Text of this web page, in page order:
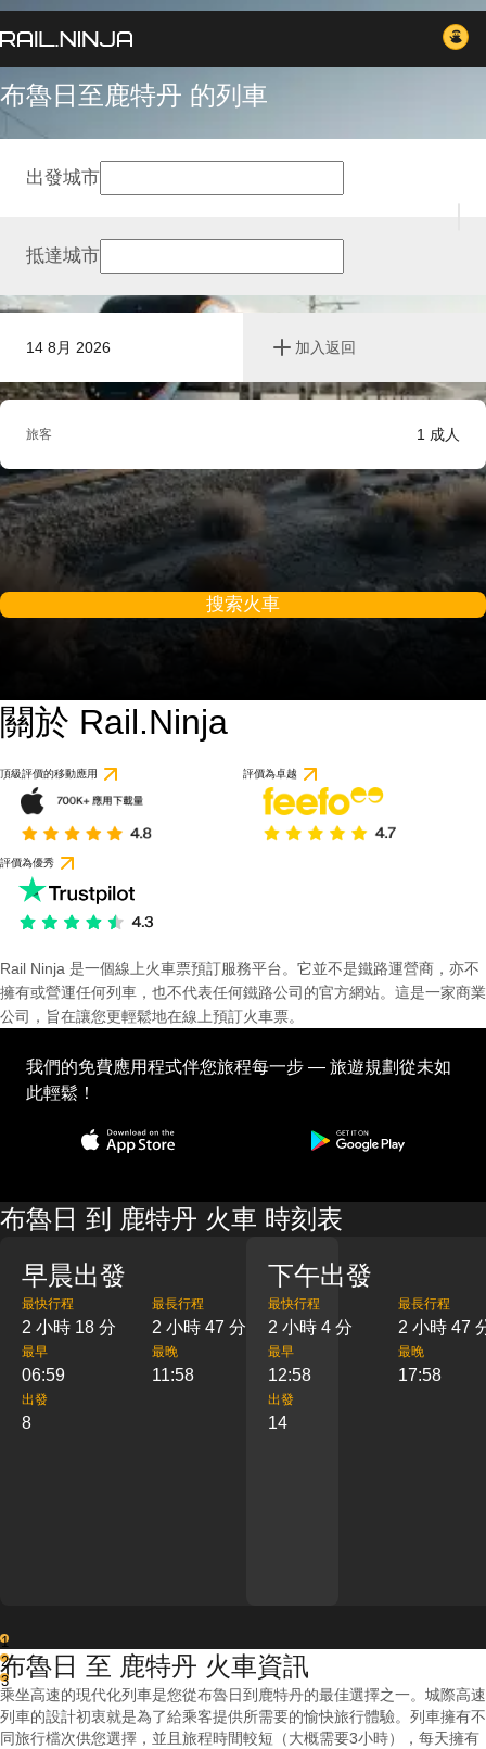
布魯日至鹿特丹 的列車
14 8月 2026 加入返回
出發城市
抵達城市
旅客 1 成人
搜索火車
關於 Rail.Ninja
頂級評價的移動應用 評價為卓越
評價為優秀
Rail Ninja 是一個線上火車票預訂服務平台。它並不是鐵路運營商，亦不
擁有或營運任何列車，也不代表任何鐵路公司的官方網站。這是一家商業
公司，旨在讓您更輕鬆地在線上預訂火車票。
我們的免費應用程式伴您旅程每一步 — 旅遊規劃從未如
此輕鬆！
布魯日 到 鹿特丹 火車 時刻表
早晨出發
最快行程
2 小時 18 分
最長行程
2 小時 47 分
最早
06:59
最晚
11:58
出發
8
下午出發
最快行程
2 小時 4 分
最長行程
2 小時 47
最早
12:58
最晚
17:58
出發
14
1
2
3
布魯日 至 鹿特丹 火車資訊
乘坐高速的現代化列車是您從布魯日到鹿特丹的最佳選擇之一。城際高速
列車的設計初衷就是為了給乘客提供所需要的愉快旅行體驗。列車擁有不
同旅行檔次供您選擇，並且旅程時間較短（大概需要3小時），每天擁有